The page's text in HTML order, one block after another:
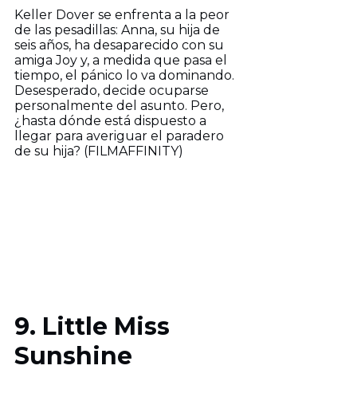
Keller Dover se enfrenta a la peor
de las pesadillas: Anna, su hija de
seis años, ha desaparecido con su
amiga Joy y, a medida que pasa el
tiempo, el pánico lo va dominando.
Desesperado, decide ocuparse
personalmente del asunto. Pero,
¿hasta dónde está dispuesto a
llegar para averiguar el paradero
de su hija? (FILMAFFINITY)
9. Little Miss
Sunshine